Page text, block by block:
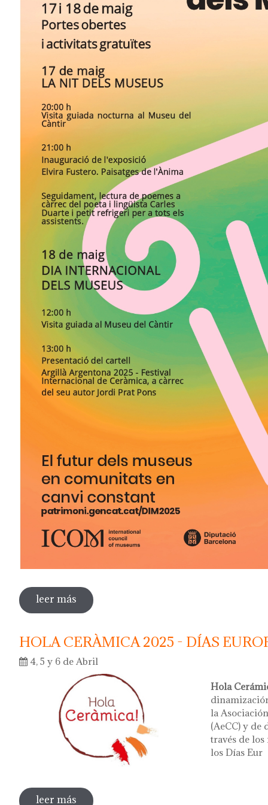
leer más sobre dia internacional de los museos
HOLA CERÀMICA 2025 - DÍAS
4, 5 y 6 de Abril
Hola
la
(AeCC) y
través de
los Días Eur
leer más sobre hola ceràmica 2025 - días